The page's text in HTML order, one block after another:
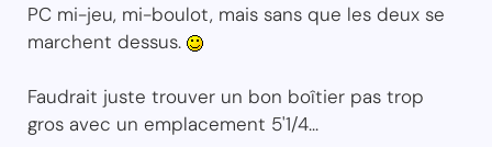
PC mi-jeu, mi-boulot, mais sans que les deux se
marchent dessus.
Faudrait juste trouver un bon boîtier pas trop
gros avec un emplacement 5'1/4...